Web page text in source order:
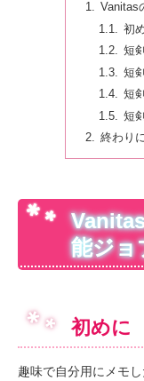
Vanitas
初
短
短
短
短
終わり
能ジョ
初めに
趣味で自分用にメモ